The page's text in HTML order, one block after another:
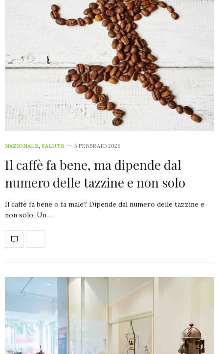
NAZIONALE, SALUTE 5 FEBBRAIO 2026
Il caffè fa bene, ma dipende dal
numero delle tazzine e non solo
Il caffè fa bene o fa male? Dipende dal numero delle tazzine e
non solo. Un…